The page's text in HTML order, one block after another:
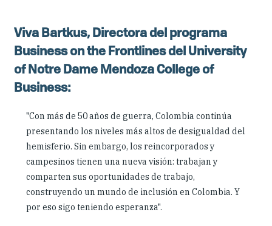
Viva Bartkus, Directora del programa
Business on the Frontlines del University
of Notre Dame Mendoza College of
Business:
"Con más de 50 años de guerra, Colombia continúa
presentando los niveles más altos de desigualdad del
hemisferio. Sin embargo, los reincorporados y
campesinos tienen una nueva visión: trabajan y
comparten sus oportunidades de trabajo,
construyendo un mundo de inclusión en Colombia. Y
por eso sigo teniendo esperanza".